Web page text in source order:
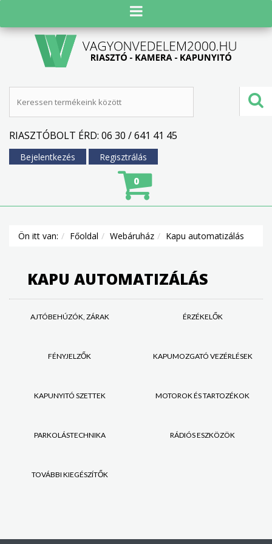
RIASZTÓBOLT ÉRD: 06 30 / 641 41 45
Bejelentkezés Regisztrálás
0
Ön itt van: Főoldal Webáruház Kapu automatizálás
KAPU AUTOMATIZÁLÁS
AJTÓBEHÚZÓK, ZÁRAK ÉRZÉKELŐK
FÉNYJELZŐK KAPUMOZGATÓ VEZÉRLÉSEK
KAPUNYITÓ SZETTEK MOTOROK ÉS TARTOZÉKOK
PARKOLÁSTECHNIKA RÁDIÓS ESZKÖZÖK
TOVÁBBI KIEGÉSZÍTŐK